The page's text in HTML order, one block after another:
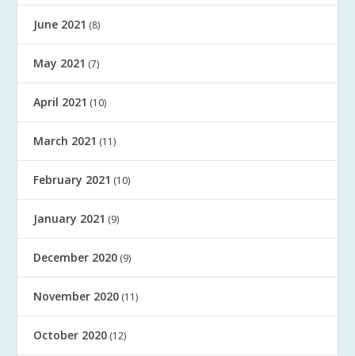
June 2021 (8)
May 2021 (7)
April 2021 (10)
March 2021 (11)
February 2021 (10)
January 2021 (9)
December 2020 (9)
November 2020 (11)
October 2020 (12)